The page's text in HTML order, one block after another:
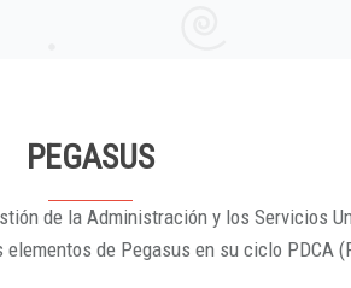
PEGASUS
de la Administración y los Servicios
de Pegasus en su ciclo PDCA